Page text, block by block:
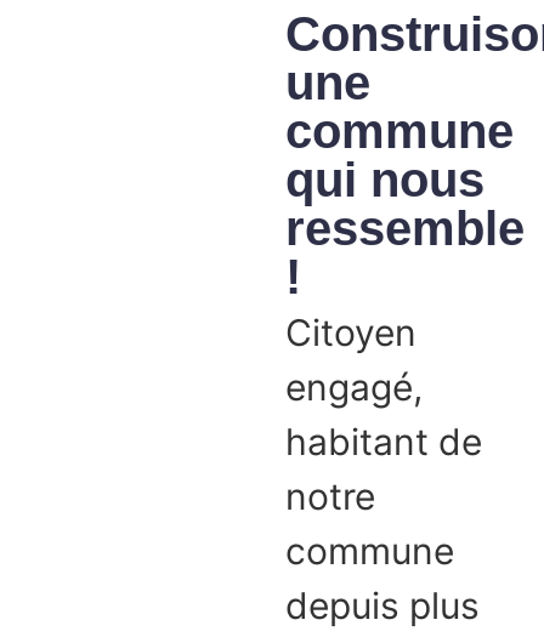
une
commune
qui nous
ressemble
!
Citoyen
engagé,
habitant de
notre
commune
depuis plus